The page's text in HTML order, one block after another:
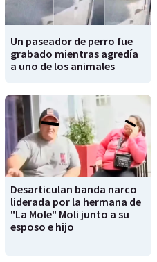
Un paseador de perro fue
grabado mientras agredía
a uno de los animales
Desarticulan banda narco
liderada por la hermana de
"La Mole" Moli junto a su
esposo e hijo